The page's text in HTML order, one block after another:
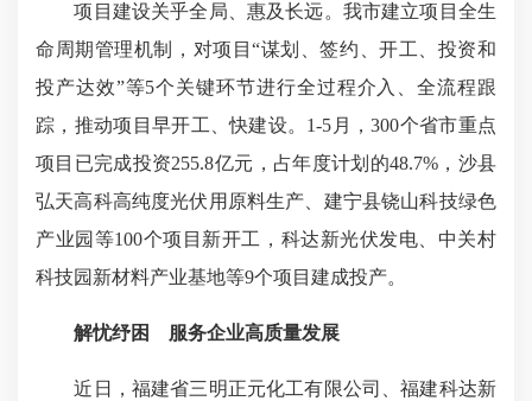
项目建设关乎全局、惠及长远。我市建立项目全生
命周期管理机制，对项目“谋划、签约、开工、投资和
投产达效”等5个关键环节进行全过程介入、全流程跟
踪，推动项目早开工、快建设。1-5月，300个省市重点
项目已完成投资255.8亿元，占年度计划的48.7%，沙县
弘天高科高纯度光伏用原料生产、建宁县铙山科技绿色
产业园等100个项目新开工，科达新光伏发电、中关村
科技园新材料产业基地等9个项目建成投产。
解忧纾困 服务企业高质量发展
近日，福建省三明正元化工有限公司、福建科达新